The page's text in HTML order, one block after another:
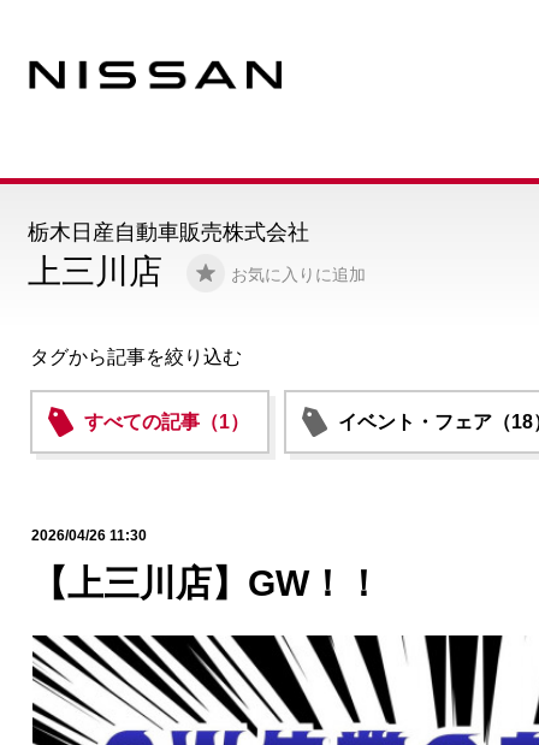
上三川店 お気に入りに追加
栃木日産自動車販売株式会社
タグから記事を絞り込む
すべての記事（1） イベント・フェア（18
2026/04/26 11:30
【上三川店】GW！！